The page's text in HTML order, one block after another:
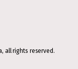
all rights reserved.